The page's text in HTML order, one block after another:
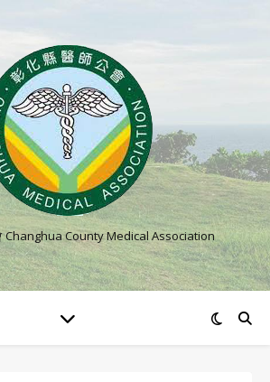
Changhua County Medical Association